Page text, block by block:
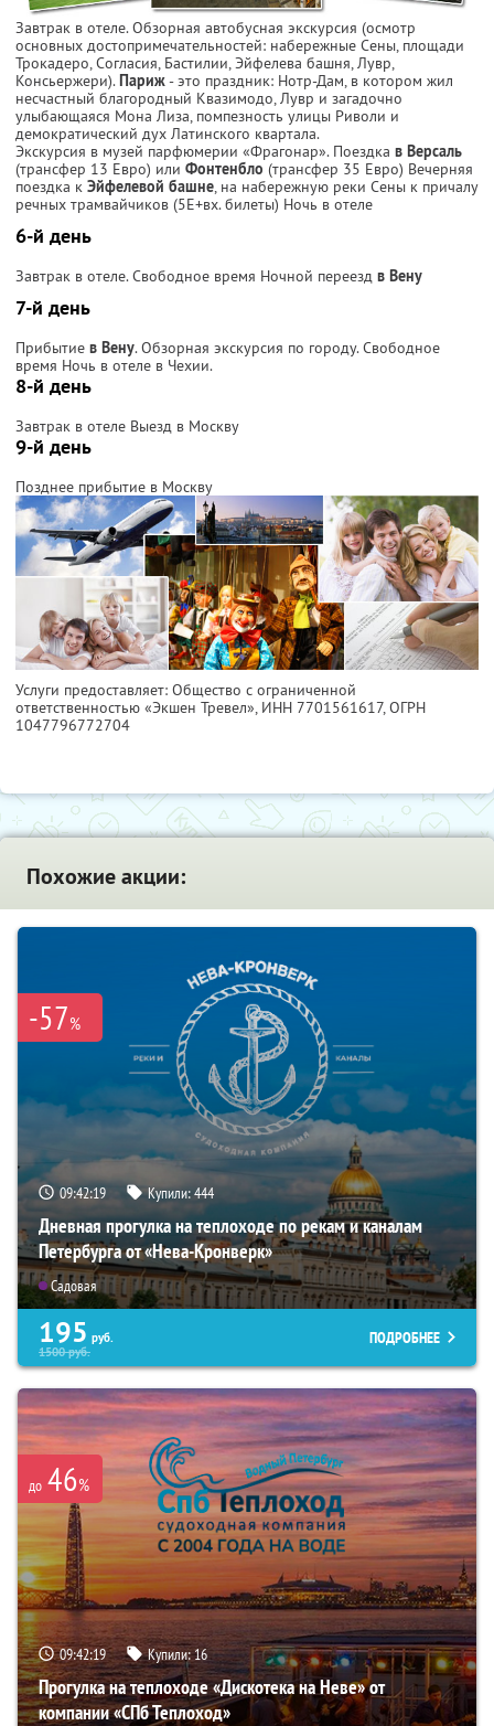
Завтрак в отеле. Обзорная автобусная экскурсия (осмотр
основных достопримечательностей: набережные Сены, площади
Трокадеро, Согласия, Бастилии, Эйфелева башня, Лувр,
Консьержери).Париж- это праздник: Нотр-Дам, в котором жил
несчастный благородный Квазимодо, Лувр и загадочно
улыбающаяся Мона Лиза, помпезность улицы Риволи и
демократический дух Латинского квартала.
Экскурсия в музей парфюмерии «Фрагонар». Поездка в Версаль
(трансфер 13 Евро) или Фонтенбло (трансфер 35 Евро) Вечерняя
поездка к Эйфелевой башне, на набережную реки Сены к причалу
речных трамвайчиков (5Е+вх. билеты) Ночь в отеле
6-й день
Завтрак в отеле. Свободное время Ночной переезд в Вену
7-й день
Прибытие в Вену. Обзорная экскурсия по городу. Свободное
время Ночь в отеле в Чехии.
8-й день
Завтрак в отеле Выезд в Москву
9-й день
Позднее прибытие в Москву
Услуги предоставляет: Общество с ограниченной
ответственностью «Экшен Тревел», ИНН 7701561617, ОГРН
1047796772704
Похожие акции:
-57%
09:42:18 Купили:444
Дневная прогулка на теплоходе по рекам и каналам
Петербурга от «Нева-Кронверк»
Садовая
195 руб.
1500руб.
ПОДРОБНЕЕ
до 46%
09:42:18 Купили:16
Прогулка на теплоходе «Дискотека на Неве» от
компании «СПб Теплоход»